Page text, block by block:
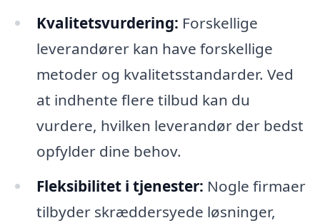
Kvalitetsvurdering: Forskellige
leverandører kan have forskellige
metoder og kvalitetsstandarder. Ved
at indhente flere tilbud kan du
vurdere, hvilken leverandør der bedst
opfylder dine behov.
Fleksibilitet i tjenester: Nogle firmaer
tilbyder skræddersyede løsninger,